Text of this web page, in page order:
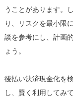
うことがあります。
り、リスクを最小限
談を参考にし、計画
ょう。
後払い決済現金化を
し、賢く利用してみ